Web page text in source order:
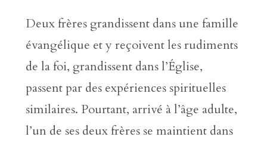
Deux frères grandissent dans une famille
évangélique et y reçoivent les rudiments
de la foi, grandissent dans l’Église,
passent par des expériences spirituelles
similaires. Pourtant, arrivé à l’âge adulte,
l’un de ses deux frères se maintient dans